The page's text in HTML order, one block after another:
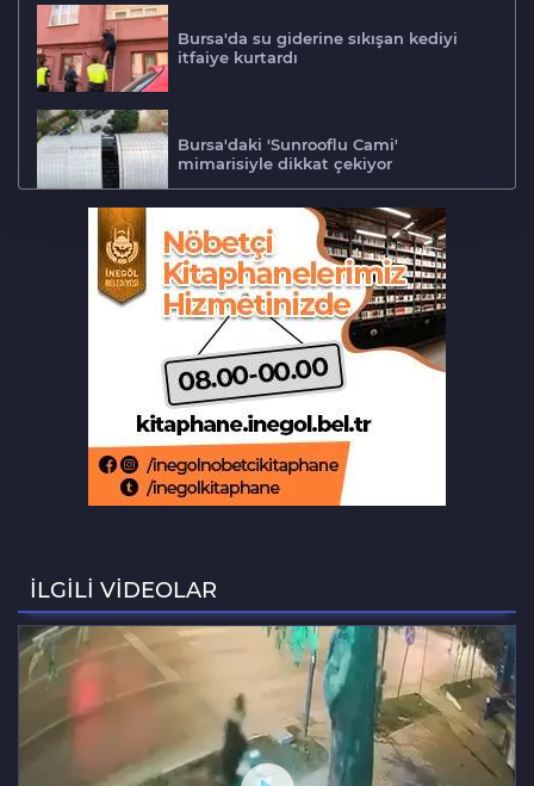
Bursa'da su giderine sıkışan kediyi
itfaiye kurtardı
Bursa'daki 'Sunrooflu Cami'
mimarisiyle dikkat çekiyor
Adalet Komisyonu'nda gerginlik
Bursa'da barakaya sıçrayan yangın
ekipleri harekete geçirdi
Aslı Hünel’den Bursa'da müzik
ziyafeti
binicilik merkezi oluyor
Aziz Yıldırım’ın kızına yönelik
paylaşım yapan şahsa ‘ev hapsi’
İLGİLİ VİDEOLAR